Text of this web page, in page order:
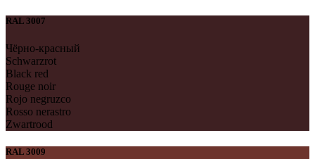
RAL 3007
Чёрно-красный
Schwarzrot
Black red
Rouge noir
Rojo negruzco
Rosso nerastro
Zwartrood
RAL 3009